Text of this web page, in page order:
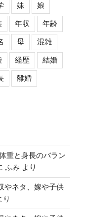
妹 娘
年収 年齢
母 混雑
経歴 結婚
離婚
重と身長のバラン
ふみ より
やネタ、嫁や子供
り